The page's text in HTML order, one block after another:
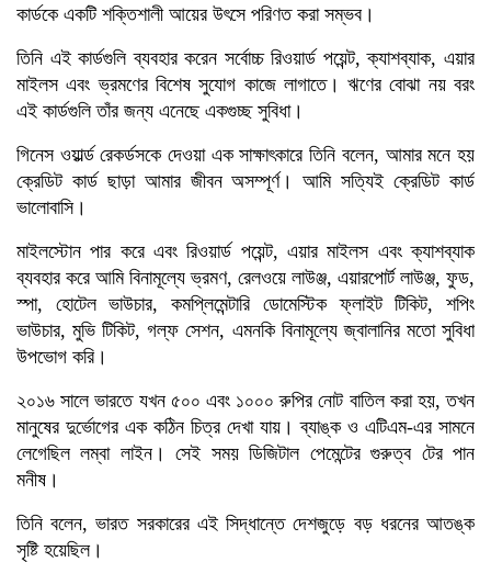
কার্ডকে একটি শক্তিশালী আয়ের উৎসে পরিণত করা সম্ভব।
তিনি এই কার্ডগুলি ব্যবহার করেন সর্বোচ্চ রিওয়ার্ড পয়েন্ট, ক্যাশব্যাক, এয়ার
মাইলস এবং ভ্রমণের বিশেষ সুযোগ কাজে লাগাতে। ঋণের বোঝা নয় বরং
এই কার্ডগুলি তাঁর জন্য এনেছে একগুচ্ছ সুবিধা।
গিনেস ওয়ার্ল্ড রেকর্ডসকে দেওয়া এক সাক্ষাৎকারে তিনি বলেন, আমার মনে হয়
ক্রেডিট কার্ড ছাড়া আমার জীবন অসম্পূর্ণ। আমি সত্যিই ক্রেডিট কার্ড
ভালোবাসি।
মাইলস্টোন পার করে এবং রিওয়ার্ড পয়েন্ট, এয়ার মাইলস এবং ক্যাশব্যাক
ব্যবহার করে আমি বিনামূল্যে ভ্রমণ, রেলওয়ে লাউঞ্জ, এয়ারপোর্ট লাউঞ্জ, ফুড,
স্পা, হোটেল ভাউচার, কমপ্লিমেন্টারি ডোমেস্টিক ফ্লাইট টিকিট, শপিং
ভাউচার, মুভি টিকিট, গল্ফ সেশন, এমনকি বিনামূল্যে জ্বালানির মতো সুবিধা
উপভোগ করি।
২০১৬ সালে ভারতে যখন ৫০০ এবং ১০০০ রুপির নোট বাতিল করা হয়, তখন
মানুষের দুর্ভোগের এক কঠিন চিত্র দেখা যায়। ব্যাঙ্ক ও এটিএম-এর সামনে
লেগেছিল লম্বা লাইন। সেই সময় ডিজিটাল পেমেন্টের গুরুত্ব টের পান
মনীষ।
তিনি বলেন, ভারত সরকারের এই সিদ্ধান্তে দেশজুড়ে বড় ধরনের আতঙ্ক
সৃষ্টি হয়েছিল।